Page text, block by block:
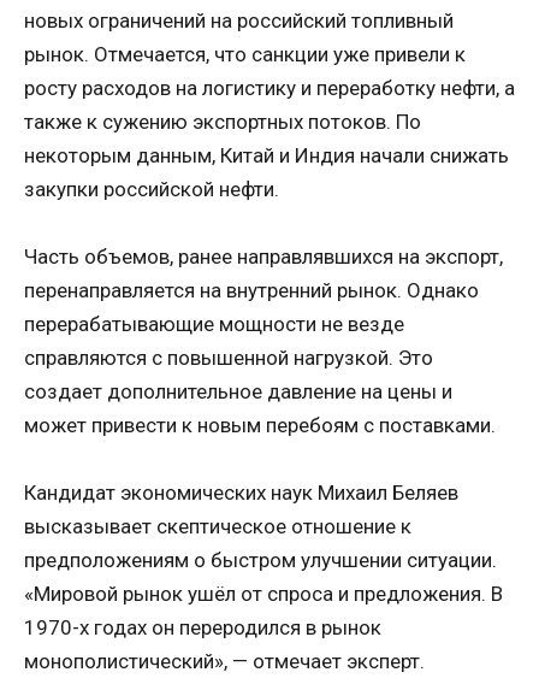
новых ограничений на российский топливный
рынок. Отмечается, что санкции уже привели к
росту расходов на логистику и переработку нефти, а
также к сужению экспортных потоков. По
некоторым данным, Китай и Индия начали снижать
закупки российской нефти.
Часть объемов, ранее направлявшихся на экспорт,
перенаправляется на внутренний рынок. Однако
перерабатывающие мощности не везде
справляются с повышенной нагрузкой. Это
создает дополнительное давление на цены и
может привести к новым перебоям с поставками.
Кандидат экономических наук Михаил Беляев
высказывает скептическое отношение к
предположениям о быстром улучшении ситуации.
«Мировой рынок ушёл от спроса и предложения. В
1970-х годах он переродился в рынок
монополистический», — отмечает эксперт.